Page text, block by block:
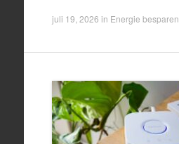
juli 19, 2026 in Energie besparen